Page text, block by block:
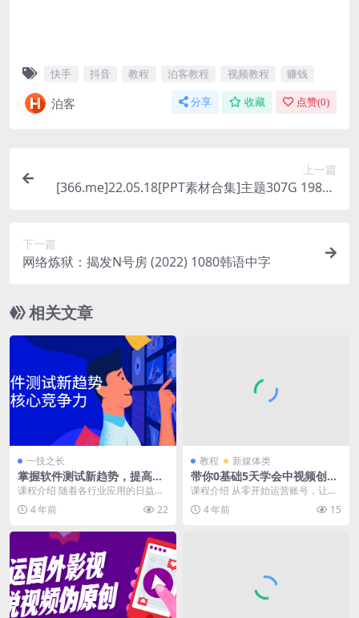
快手 抖音 教程 泊客教程 视频教程 赚钱
泊客 分享 收藏 点赞(0)
上一篇
[366.me]22.05.18[PPT素材合集]主题307G 19825
下一篇
网络炼狱：揭发N号房 (2022) 1080韩语中字
相关文章
一技之长
掌握软件测试新趋势，提高核
心竞争力
课程介绍 随着各行业应用的日益复
杂化，主流的开发框架便由传统的
单体应用架构转向微...
4 年前 22
教程 新媒体类
带你0基础5天学会中视频创作
高级视频教程
课程介绍 从零开始运营账号，让你
掌握完整的视频运营技巧，课程+导
师全程指导，帮助...
4 年前 15